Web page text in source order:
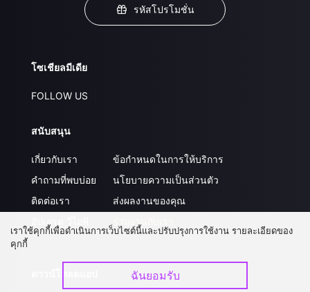
รหัสโปรโมชั่น
โซเชียลมีเดีย
FOLLOW US
สนับสนุน
เกี่ยวกับเรา
คำถามที่พบบ่อย
ติดต่อเรา
ข้อกำหนดในการให้บริการ
นโยบายความเป็นส่วนตัว
ส่งผลงานของคุณ
เราใช้คุกกี้เพื่อดำเนินการเว็บไซต์นี้และปรับปรุงการใช้งาน รายละเอียดของ
คุกกี้
ฉันยอมรับ